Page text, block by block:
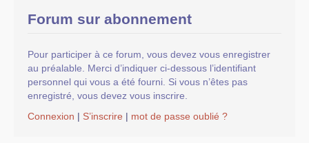
Forum sur abonnement
Pour participer à ce forum, vous devez vous enregistrer
au préalable. Merci d’indiquer ci-dessous l’identifiant
personnel qui vous a été fourni. Si vous n’êtes pas
enregistré, vous devez vous inscrire.
Connexion | S’inscrire | mot de passe oublié ?